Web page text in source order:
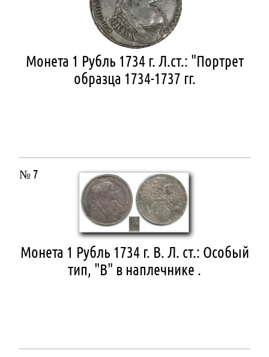
Монета 1 Рубль 1734 г. Л.ст.: "Портрет
образца 1734-1737 гг.
№ 7
Монета 1 Рубль 1734 г. В. Л. ст.: Особый
тип, "В" в наплечнике .